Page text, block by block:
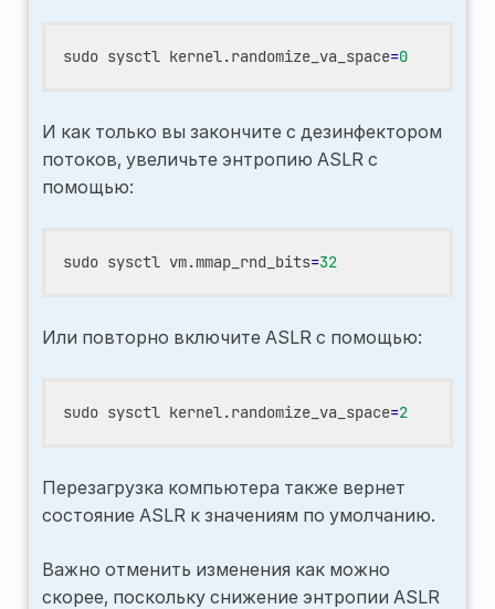
sudo sysctl kernel.randomize_va_space=0
И как только вы закончите с дезинфектором
потоков, увеличьте энтропию ASLR с
помощью:
sudo sysctl vm.mmap_rnd_bits=32
Или повторно включите ASLR с помощью:
sudo sysctl kernel.randomize_va_space=2
Перезагрузка компьютера также вернет
состояние ASLR к значениям по умолчанию.
Важно отменить изменения как можно
скорее, поскольку снижение энтропии ASLR